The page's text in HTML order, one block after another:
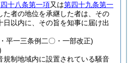
十八条第一項又は第四十九条第一
た者の地位を承継した者は、その
日以内に、その旨を知事に届け出
平一三条例二〇・一部改正)
規制地域内に設置されている騒音